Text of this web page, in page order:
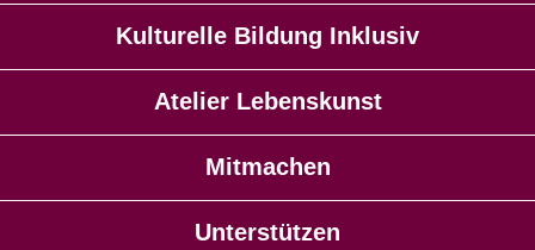
Kulturelle Bildung Inklusiv
Atelier Lebenskunst
Mitmachen
Unterstützen